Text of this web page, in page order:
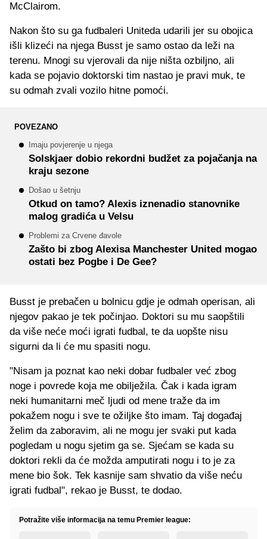
McClairom.
Nakon što su ga fudbaleri Uniteda udarili jer su obojica
išli klizeći na njega Busst je samo ostao da leži na
terenu. Mnogi su vjerovali da nije ništa ozbiljno, ali
kada se pojavio doktorski tim nastao je pravi muk, te
su odmah zvali vozilo hitne pomoći.
POVEZANO
Imaju povjerenje u njega
Solskjaer dobio rekordni budžet za pojačanja na
kraju sezone
Došao u šetnju
Otkud on tamo? Alexis iznenadio stanovnike
malog gradića u Velsu
Problemi za Crvene đavole
Zašto bi zbog Alexisa Manchester United mogao
ostati bez Pogbe i De Gee?
Busst je prebačen u bolnicu gdje je odmah operisan, ali
njegov pakao je tek počinjao. Doktori su mu saopštili
da više neće moći igrati fudbal, te da uopšte nisu
sigurni da li će mu spasiti nogu.
"Nisam ja poznat kao neki dobar fudbaler već zbog
noge i povrede koja me obilježila. Čak i kada igram
neki humanitarni meč ljudi od mene traže da im
pokažem nogu i sve te ožiljke što imam. Taj događaj
želim da zaboravim, ali ne mogu jer svaki put kada
pogledam u nogu sjetim ga se. Sjećam se kada su
doktori rekli da će možda amputirati nogu i to je za
mene bio šok. Tek kasnije sam shvatio da više neću
igrati fudbal", rekao je Busst, te dodao.
Potražite više informacija na temu Premier league: